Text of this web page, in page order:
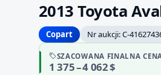
2013 Toyota
Copart
Nr aukcji: C-
SZACOWANA FINALNA
1 375 – 4 062 $